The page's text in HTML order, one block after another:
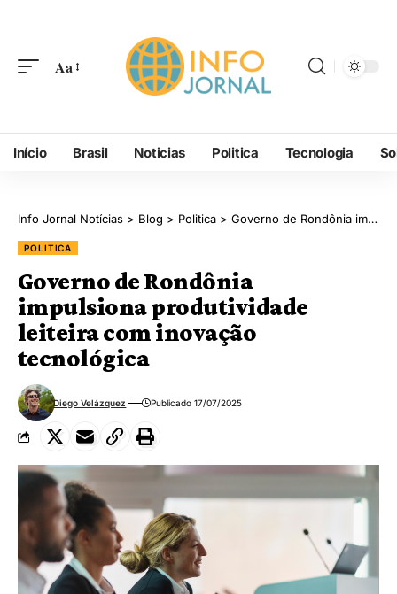
Aa
Início Brasil Noticias Politica Tecnologia
Info Jornal Notícias > Blog > Politica > Governo de Rondônia impulsiona produtividade leiteira com inovação tecnológica
POLITICA
Governo de Rondônia
impulsiona produtividade
leiteira com inovação
tecnológica
Diego Velázquez Publicado 17/07/2025